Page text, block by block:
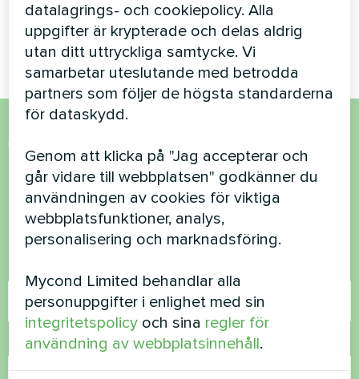
Konstnärlig design
fläktkonvektor Silent-serien
Uppvärmning golv termostat
Mycond ORB Heat
Vill du köpa eller har du
frågor?
Kontakta oss så hjälper vi dig
Telefonnummer
datalagrings- och cookiepolicy. Alla
uppgifter är krypterade och delas aldrig
utan ditt uttryckliga samtycke. Vi
samarbetar uteslutande med betrodda
partners som följer de högsta standarderna
för dataskydd.
Genom att klicka på "Jag accepterar och
går vidare till webbplatsen" godkänner du
användningen av cookies för viktiga
webbplatsfunktioner, analys,
personalisering och marknadsföring.
Mycond Limited behandlar alla
personuppgifter i enlighet med sin
integritetspolicy och sina regler för
användning av webbplatsinnehåll.